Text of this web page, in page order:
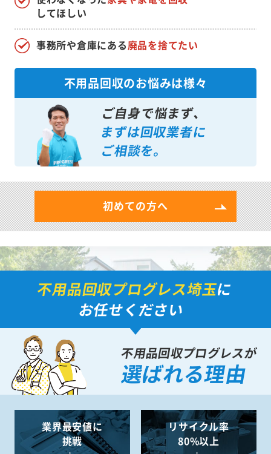
してほしい
事務所や倉庫にある廃品を捨てたい
不用品回収のお悩みは様々
ご自身で悩まず、
まずは回収業者に
ご相談を。
初めての方へ
不用品回収プログレス埼玉に
お任せください
不用品回収プログレスが
選ばれる理由
業界最安値に
挑戦
リサイクル率
80%以上